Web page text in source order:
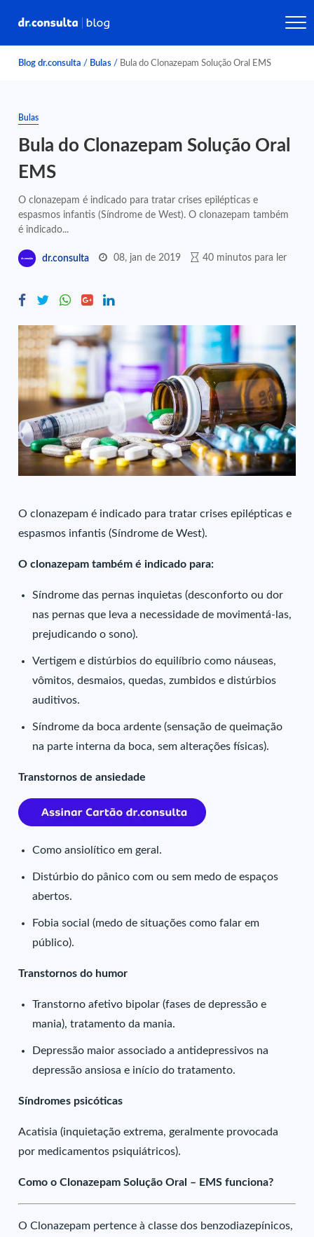
Blog dr.consulta / Bulas / Bula do Clonazepam Solução Oral EMS
Bulas
Bula do Clonazepam Solução Oral
EMS
O clonazepam é indicado para tratar crises epilépticas e
espasmos infantis (Síndrome de West). O clonazepam também
é indicado...
dr.consulta 08, jan de 2019 40 minutos para ler
O clonazepam é indicado para tratar crises epilépticas e
espasmos infantis (Síndrome de West).
O clonazepam também é indicado para:
Síndrome das pernas inquietas (desconforto ou dor
nas pernas que leva a necessidade de movimentá-las,
prejudicando o sono).
Vertigem e distúrbios do equilíbrio como náuseas,
vômitos, desmaios, quedas, zumbidos e distúrbios
auditivos.
Síndrome da boca ardente (sensação de queimação
na parte interna da boca, sem alterações físicas).
Transtornos de ansiedade
Como ansiolítico em geral.
Distúrbio do pânico com ou sem medo de espaços
abertos.
Fobia social (medo de situações como falar em
público).
Transtornos do humor
Transtorno afetivo bipolar (fases de depressão e
mania), tratamento da mania.
Depressão maior associado a antidepressivos na
depressão ansiosa e início do tratamento.
Síndromes psicóticas
Acatisia (inquietação extrema, geralmente provocada
por medicamentos psiquiátricos).
Como o Clonazepam Solução Oral – EMS funciona?
O Clonazepam pertence à classe dos benzodiazepínicos,